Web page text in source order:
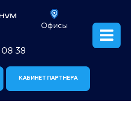
Офисы
38
КАБИНЕТ ПАРТНЕРА